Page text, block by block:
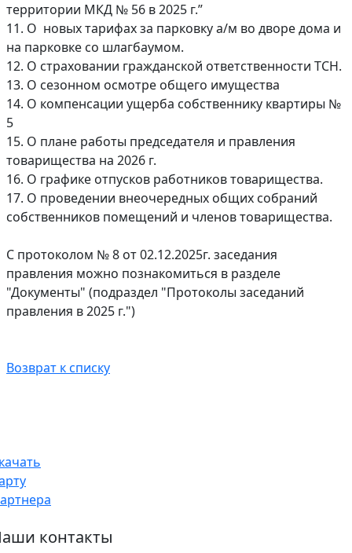
территории МКД № 56 в 2025 г.”
11. О новых тарифах за парковку а/м во дворе дома и
на парковке со шлагбаумом.
12. О страховании гражданской ответственности ТСН.
13. О сезонном осмотре общего имущества
14. О компенсации ущерба собственнику квартиры №
5
15. О плане работы председателя и правления
товарищества на 2026 г.
16. О графике отпусков работников товарищества.
17. О проведении внеочередных общих собраний
собственников помещений и членов товарищества.
С протоколом № 8 от 02.12.2025г. заседания
правления можно познакомиться в разделе
"Документы" (подраздел "Протоколы заседаний
правления в 2025 г.")
Возврат к списку
контакты